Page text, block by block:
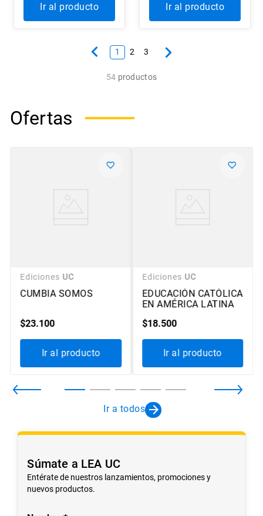
Ir al producto Ir al producto
1 2 3
54 productos
Ofertas
Ir a todos
Ediciones UC
CUMBIA SOMOS
$23.100
Ir al producto
Ediciones UC
EDUCACIÓN CATÓLICA
EN AMÉRICA LATINA
$18.500
Ir al producto
Súmate a LEA UC
Entérate de nuestros lanzamientos, promociones y
nuevos productos.